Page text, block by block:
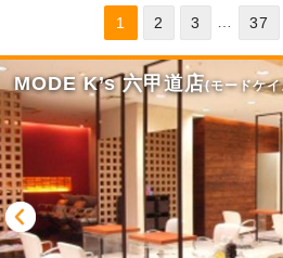
1 2 3 37
MODE K’s 六甲道店(モードケ